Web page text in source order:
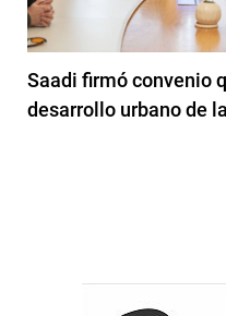
Saadi firmó convenio
desarrollo urbano de